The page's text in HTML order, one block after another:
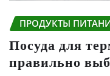
ПРОДУКТЫ
Посуда для
правильно